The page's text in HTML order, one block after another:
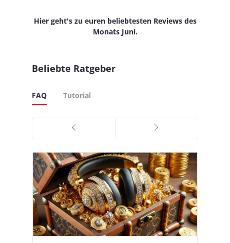
Hier geht's zu euren beliebtesten Reviews des
Monats Juni.
Beliebte Ratgeber
FAQ Tutorial